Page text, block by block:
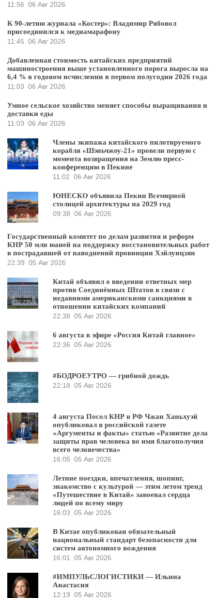
11:56 06 Авг 2026
К 90-летию журнала «Костер»: Владимир Рябовол
присоединился к медиамарафону
11:45 06 Авг 2026
Добавленная стоимость китайских предприятий
машиностроения выше установленного порога выросла на
6,4 % в годовом исчислении в первом полугодии 2026 года
11:03 06 Авг 2026
Умное сельское хозяйство меняет способы выращивания и
доставки еды
11:03 06 Авг 2026
Члены экипажа китайского пилотируемого
корабля «Шэньчжоу-21» провели первую с
момента возвращения на Землю пресс-
конференцию в Пекине
11:02 06 Авг 2026
ЮНЕСКО объявила Пекин Всемирной
столицей архитектуры на 2029 год
09:38 06 Авг 2026
Государственный комитет по делам развития и реформ
КНР 50 млн юаней на поддержку восстановительных работ
в пострадавшей от наводнений провинции Хэйлунцзян
22:39 05 Авг 2026
Китай объявил о введении ответных мер
против Соединённых Штатов в связи с
недавними американскими санкциями в
отношении китайских компаний
22:38 05 Авг 2026
6 августа в эфире «Россия Китай главное»
22:36 05 Авг 2026
#БОДРОЕУТРО — грибной дождь
22:18 05 Авг 2026
4 августа Посол КНР в РФ Чжан Ханьхуэй
опубликовал в российской газете
«Аргументы и факты» статью «Развитие дела
защиты прав человека во имя благополучия
всего человечества»
16:05 05 Авг 2026
Летние поездки, впечатления, шопинг,
знакомство с культурой — этим летом тренд
«Путешествие в Китай» завоевал сердца
людей по всему миру
16:03 05 Авг 2026
В Китае опубликован обязательный
национальный стандарт безопасности для
систем автономного вождения
16:01
05 Авг 2026
#ИМПУЛЬСЛОГИСТИКИ — Ильина
Анастасия
12:19 05 Авг 2026